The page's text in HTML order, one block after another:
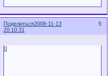
Поделиться 5
2008-11-13
20:10:31
0